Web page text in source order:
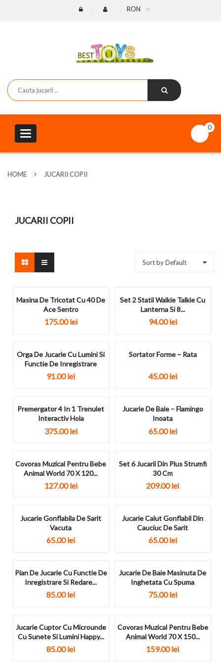
RON
Toggle
navigation
0
HOME JUCARII COPII
JUCARII COPII
Sort by Default
Masina De Tricotat Cu 40 De
Ace Sentro
175.00lei
Set 2 Statii Walkie Talkie Cu
Lanterna Si 8...
94.00lei
Orga De Jucarie Cu Lumini Si
Functie De Inregistrare
91.00lei
Sortator Forme – Rata
45.00lei
Premergator 4 In 1 Trenulet
Interactiv Hola
375.00lei
Jucarie De Baie – Flamingo
Inoata
65.00lei
Covoras Muzical Pentru Bebe
Animal World 70 X 120...
127.00lei
Set 6 Jucarii Din Plus Strumfi
30 Cm
209.00lei
Jucarie Gonflabila De Sarit
Vacuta
65.00lei
Jucarie Calut Gonflabil Din
Cauciuc De Sarit
65.00lei
Pian De Jucarie Cu Functie De
Inregistrare Si Redare...
85.00lei
Jucarie De Baie Masinuta De
Inghetata Cu Spuma
75.00lei
Jucarie Cuptor Cu Microunde
Cu Sunete Si Lumini Happy...
85.00lei
Covoras Muzical Pentru Bebe
Animal World 70 X 150...
159.00lei